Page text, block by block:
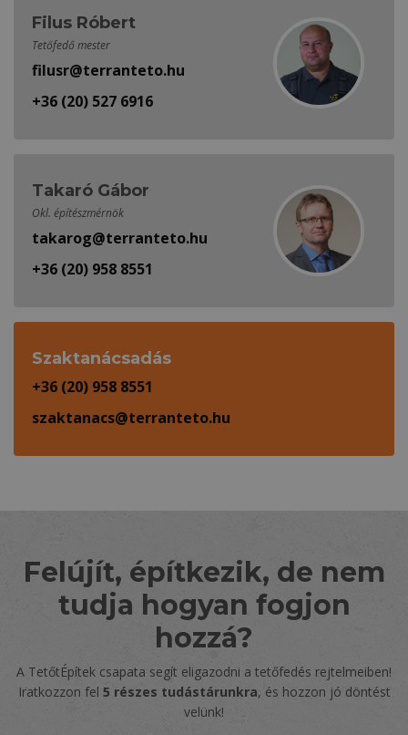
Filus Róbert
Tetőfedő mester
filusr@terranteto.hu
+36 (20) 527 6916
Takaró Gábor
Okl. építészmérnök
takarog@terranteto.hu
+36 (20) 958 8551
Szaktanácsadás
+36 (20) 958 8551
szaktanacs@terranteto.hu
Felújít, építkezik, de nem
tudja hogyan fogjon
hozzá?
A TetőtÉpítek csapata segít eligazodni a tetőfedés rejtelmeiben!
Iratkozzon fel 5 részes tudástárunkra, és hozzon jó döntést
velünk!